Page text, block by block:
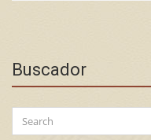
Buscador
Search
for: